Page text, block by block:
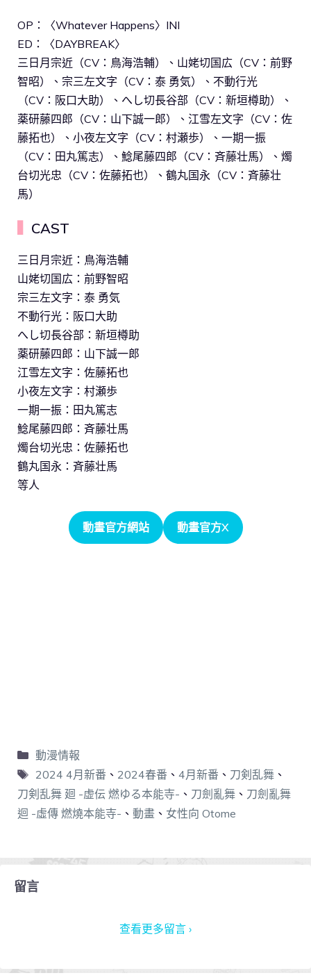
OP：〈Whatever Happens〉INI
ED：〈DAYBREAK〉
三日月宗近（CV：鳥海浩輔）、山姥切国広（CV：前野
智昭）、宗三左文字（CV：泰 勇気）、不動行光
（CV：阪口大助）、へし切長谷部（CV：新垣樽助）、
薬研藤四郎（CV：山下誠一郎）、江雪左文字（CV：佐
藤拓也）、小夜左文字（CV：村瀬歩）、一期一振
（CV：田丸篤志）、鯰尾藤四郎（CV：斉藤壮馬）、燭
台切光忠（CV：佐藤拓也）、鶴丸国永（CV：斉藤壮
馬）
CAST
三日月宗近：鳥海浩輔
山姥切国広：前野智昭
宗三左文字：泰 勇気
不動行光：阪口大助
へし切長谷部：新垣樽助
薬研藤四郎：山下誠一郎
江雪左文字：佐藤拓也
小夜左文字：村瀬歩
一期一振：田丸篤志
鯰尾藤四郎：斉藤壮馬
燭台切光忠：佐藤拓也
鶴丸国永：斉藤壮馬
等人
動畫官方網站 動畫官方X
動漫情報
2024 4月新番 、 2024春番 、 4月新番 、 刀剣乱舞、
刀剣乱舞 廻 -虚伝 燃ゆる本能寺- 、 刀劍亂舞 、 刀劍亂舞
迴 -虛傳 燃燒本能寺- 、 動畫 、 女性向 Otome
留言
查看更多留言 ›